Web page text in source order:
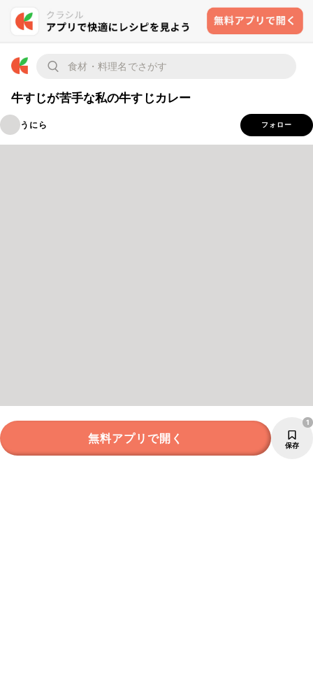
牛すじが苦手な私の牛すじカレー
うにら フォロー
無料アプリで開く 保存
1